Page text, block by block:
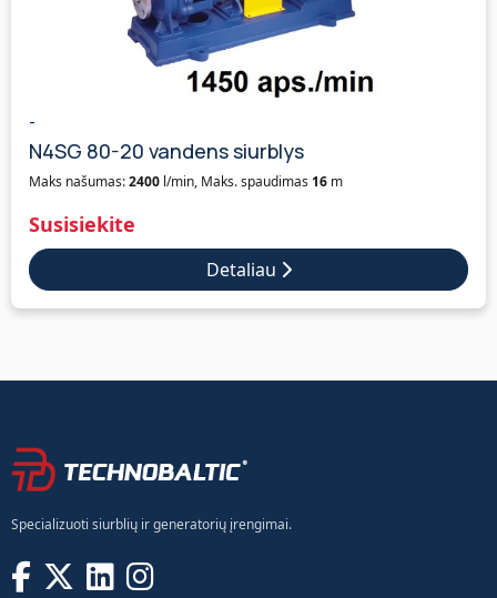
-
N4SG 80-20 vandens siurblys
Maks našumas:2400 l/min, Maks. spaudimas 16 m
Susisiekite
Detaliau
Specializuoti siurblių ir generatorių įrengimai.